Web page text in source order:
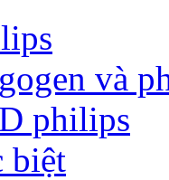
và
philips
biệt